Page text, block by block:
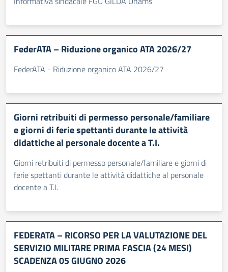
FederATA – Riduzione organico ATA 2026/27
FederATA - Riduzione organico ATA 2026/27
Giorni retribuiti di permesso personale/familiare
e giorni di ferie spettanti durante le attività
didattiche al personale docente a T.I.
Giorni retribuiti di permesso personale/familiare e giorni di
ferie spettanti durante le attività didattiche al personale
docente a T.I.
FEDERATA – RICORSO PER LA VALUTAZIONE DEL
SERVIZIO MILITARE PRIMA FASCIA (24 MESI)
SCADENZA 05 GIUGNO 2026